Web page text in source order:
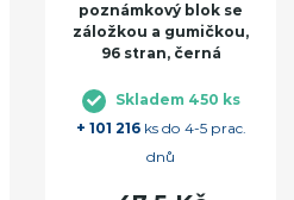
poznámkový blok se
záložkou a gumičkou,
96 stran, černá
Skladem 450 ks
+ 101 216ks do 4-5 prac.
dnů